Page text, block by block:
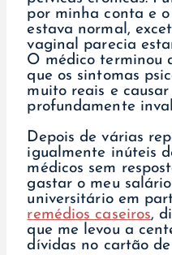
por minha conta e
estava normal,
vaginal parecia
O médico terminou
que os sintomas
muito reais e causar
profundamente
Depois de várias
igualmente inúteis
médicos sem
gastar o meu
universitário em
remédios caseiros,
que me levou a
dívidas no cartão